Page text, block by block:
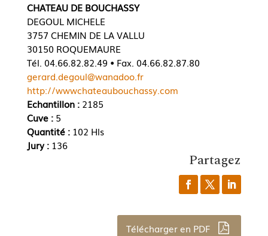
CHATEAU DE BOUCHASSY
DEGOUL MICHELE
3757 CHEMIN DE LA VALLU
30150 ROQUEMAURE
Tél. 04.66.82.82.49 • Fax. 04.66.82.87.80
gerard.degoul@wanadoo.fr
http://wwwchateaubouchassy.com
Echantillon :2185
Cuve : 5
Quantité : 102 Hls
Jury : 136
Partagez
Télécharger en PDF